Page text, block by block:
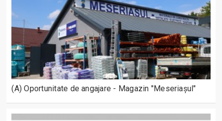
(A) Oportunitate de angajare - Magazin "Meseriașul"